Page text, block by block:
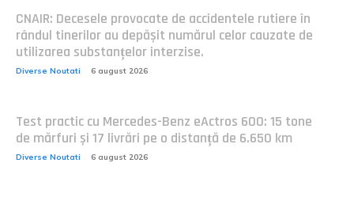
CNAIR: Decesele provocate de accidentele rutiere în
rândul tinerilor au depășit numărul celor cauzate de
utilizarea substanțelor interzise.
Diverse Noutati 6 august 2026
Test practic cu Mercedes-Benz eActros 600: 15 tone
de mărfuri și 17 livrări pe o distanță de 6.650 km
Diverse Noutati 6 august 2026